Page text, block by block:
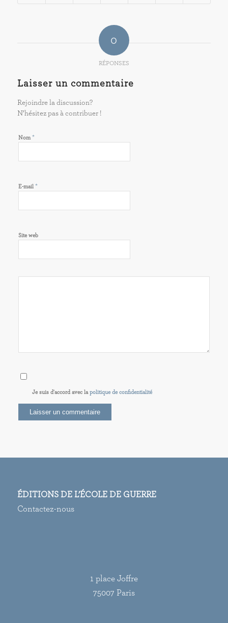
0
RÉPONSES
Laisser un commentaire
Rejoindre la discussion?
N’hésitez pas à contribuer !
Nom *
E-mail *
Site web
Je suis d'accord avec lapolitique de confidentialité
ÉDITIONS DE L’ÉCOLE DE GUERRE
Contactez-nous
1 place Joffre
75007 Paris